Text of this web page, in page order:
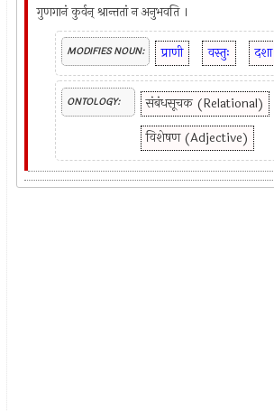
गुणगानं कुर्वन् श्रान्ततां न अनुभवति ।
MODIFIES NOUN: प्राणी वस्तुः दशा
ONTOLOGY: संबंधसूचक (Relational)
विशेषण (Adjective)